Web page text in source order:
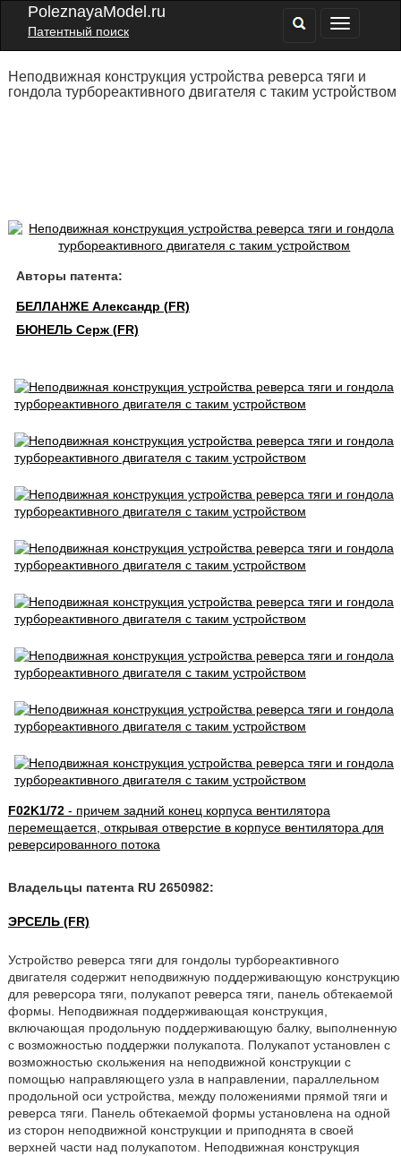
PoleznayaModel.ru
Патентный поиск
Неподвижная конструкция устройства реверса тяги и
гондола турбореактивного двигателя с таким устройством
Авторы патента:
БЕЛЛАНЖЕ Александр (FR)
БЮНЕЛЬ Серж (FR)
F02K1/72- причем задний конец корпуса вентилятора
перемещается, открывая отверстие в корпусе вентилятора для
реверсированного потока
Владельцы патента RU 2650982:
ЭРСЕЛЬ (FR)
Устройство реверса тяги для гондолы турбореактивного
двигателя содержит неподвижную поддерживающую конструкцию
для реверсора тяги, полукапот реверса тяги, панель обтекаемой
формы. Неподвижная поддерживающая конструкция,
включающая продольную поддерживающую балку, выполненную
с возможностью поддержки полукапота. Полукапот установлен с
возможностью скольжения на неподвижной конструкции с
помощью направляющего узла в направлении, параллельном
продольной оси устройства, между положениями прямой тяги и
реверса тяги. Панель обтекаемой формы установлена на одной
из сторон неподвижной конструкции и приподнята в своей
верхней части над полукапотом. Неподвижная конструкция